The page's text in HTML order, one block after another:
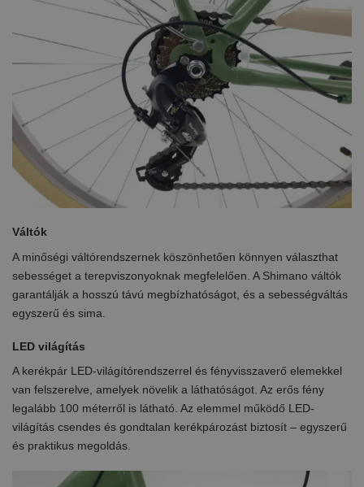
Váltók
A minőségi váltórendszernek köszönhetően könnyen választhat
sebességet a terepviszonyoknak megfelelően. A Shimano váltók
garantálják a hosszú távú megbízhatóságot, és a sebességváltás
egyszerű és sima.
LED világítás
A kerékpár LED-világítórendszerrel és fényvisszaverő elemekkel
van felszerelve, amelyek növelik a láthatóságot. Az erős fény
legalább 100 méterről is látható. Az elemmel működő LED-
világítás csendes és gondtalan kerékpározást biztosít – egyszerű
és praktikus megoldás.